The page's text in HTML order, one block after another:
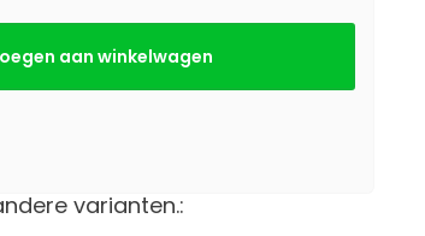
aan winkelwagen
varianten.: